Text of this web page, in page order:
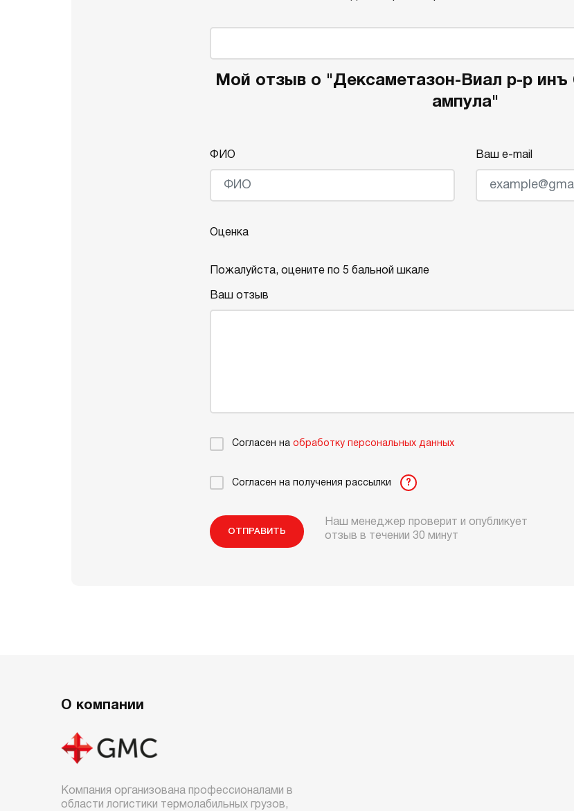
Мой отзыв о "Дексаметазон-Виал р-р
ампула"
ФИО Ваш e-mail
Оценка
Пожалуйста, оцените по 5 бальной шкале
Ваш отзыв
Согласен на обработку персональных данных
Согласен на получения рассылки ?
ОТПРАВИТЬ
Наш менеджер проверит и опубликует
отзыв в течении 30 минут
О компании
Компания организована профессионалами в
области логистики термолабильных грузов,